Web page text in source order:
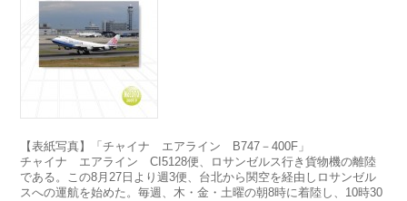
【表紙写真】「チャイナ エアライン B747－400F」
チャイナ エアライン CI5128便、ロサンゼルス行き貨物機の離陸
である。この8月27日より週3便、台北から関空を経由しロサンゼル
スへの運航を始めた。毎週、木・金・土曜の朝8時に着陸し、10時30